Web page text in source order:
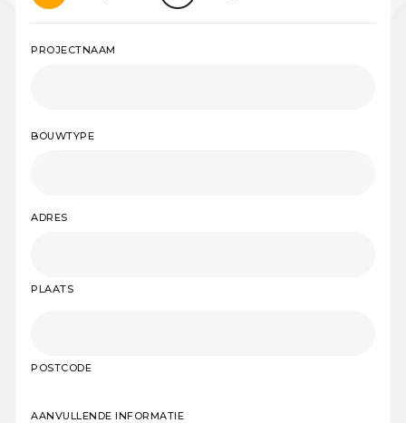
PROJECTNAAM
BOUWTYPE
ADRES
PLAATS
POSTCODE
AANVULLENDE INFORMATIE